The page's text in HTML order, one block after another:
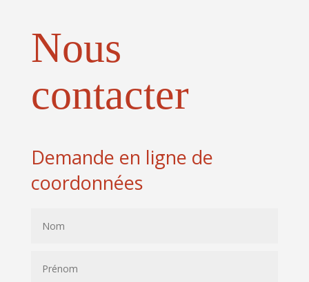
Nous
contacter
Demande en ligne de
coordonnées